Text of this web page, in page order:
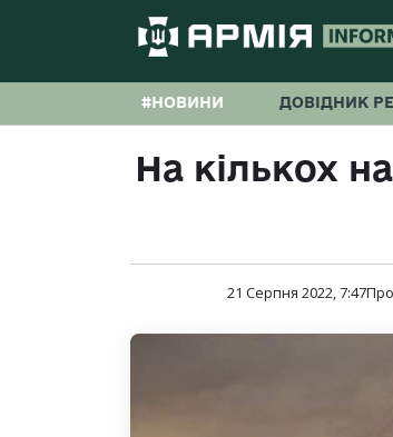
#НОВИНИ ДОВІДНИК
На кількох
21 Серпня 2022, 7:47